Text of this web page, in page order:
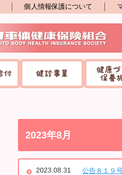
個人情報保護について
2023年8月
公告８１９
2023.08.31